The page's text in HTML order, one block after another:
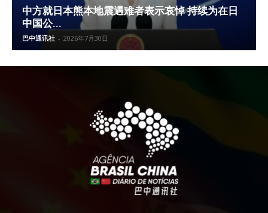
中方就日本熊本地震遇难者表示哀悼 持续为在日
中国公...
巴中通讯社 - 2026年7月30日